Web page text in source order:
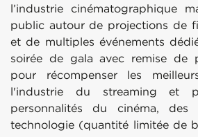
l’industrie cinématographique
public autour de projections de
et de multiples événements
soirée de gala avec remise de
pour récompenser les
l'industrie du streaming et
personnalités du cinéma,
technologie (quantité limitée de